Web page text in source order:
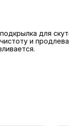
для
и